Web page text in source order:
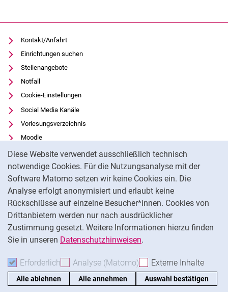
Diese Website verwendet ausschließlich technisch
notwendige Cookies. Für die Nutzungsanalyse mit der
Software Matomo setzen wir keine Cookies ein. Die
Analyse erfolgt anonymisiert und erlaubt keine
Rückschlüsse auf einzelne Besucher*innen. Cookies von
Drittanbietern werden nur nach ausdrücklicher
Zustimmung gesetzt. Weitere Informationen hierzu finden
Sie in unseren Datenschutzhinweisen.
Erforderlich Erforderliche Cookies akzeptieren
Analyse (Matomo) Analyse-Cookies
Externe Inhalte
Alle ablehnen Alle annehmen Auswahl bestätigen
Kontakt/Anfahrt
Einrichtungen suchen
Stellenangebote
Notfall
Cookie-Einstellungen
Social Media Kanäle
Vorlesungsverzeichnis
Moodle
Panopto
Universitätsbibliothek
Datenschutz
Barrierefreiheit
Transparenter KI-Einsatz